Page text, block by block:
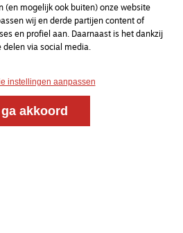
86
(en mogelijk ook buiten) onze website
wij en derde partijen content of
en profiel aan. Daarnaast is het dankzij
via social media.
instellingen aanpassen
akkoord